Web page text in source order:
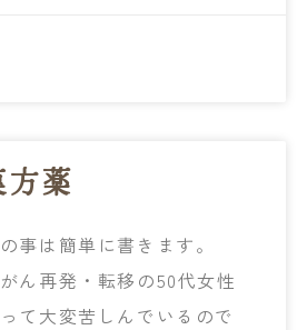
薬
事は簡単に書きます。
ん再発・転移の50代女性
て大変苦しんでいるので